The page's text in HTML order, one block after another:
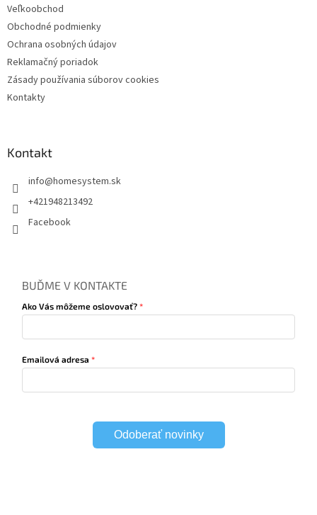
Veľkoobchod
Obchodné podmienky
Ochrana osobných údajov
Reklamačný poriadok
Zásady používania súborov cookies
Kontakty
Kontakt
info@homesystem.sk
+421948213492
Facebook
BUĎME V KONTAKTE
Ako Vás môžeme oslovovať?
Emailová adresa
Odoberať novinky